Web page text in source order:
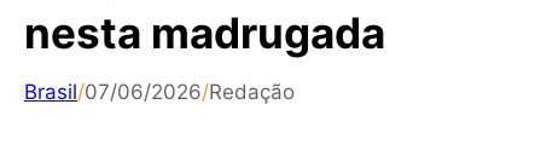
nesta madrugada
Brasil/07/06/2026/Redação